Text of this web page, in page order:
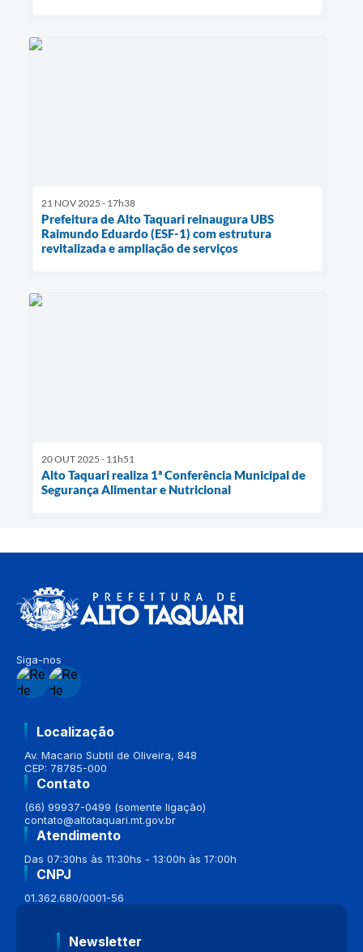
21 NOV 2025 - 17h38
Prefeitura de Alto Taquari reinaugura UBS
Raimundo Eduardo (ESF-1) com estrutura
revitalizada e ampliação de serviços
20 OUT 2025 - 11h51
Alto Taquari realiza 1ª Conferência Municipal de
Segurança Alimentar e Nutricional
Siga-nos
Localização
Av. Macario Subtil de Oliveira, 848
CEP: 78785-000
Contato
(66) 99937-0499 (somente ligação)
contato@altotaquari.mt.gov.br
Atendimento
Das 07:30hs às 11:30hs - 13:00h às 17:00h
CNPJ
01.362.680/0001-56
Newsletter